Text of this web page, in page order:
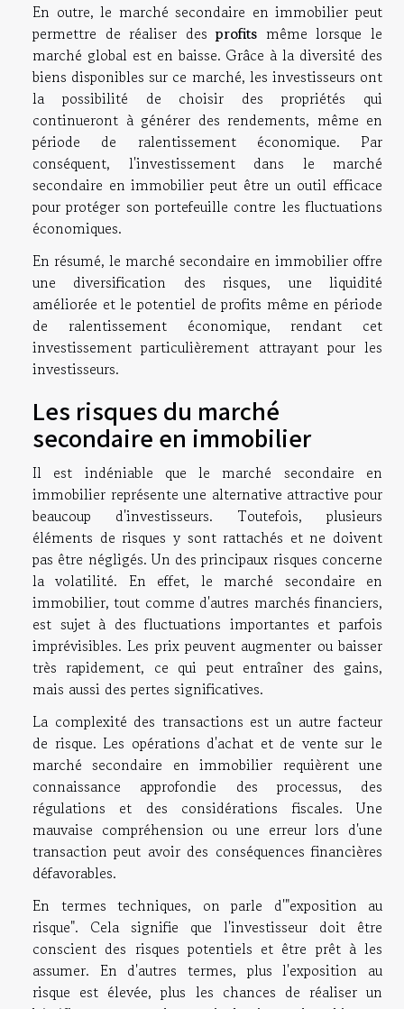
En outre, le marché secondaire en immobilier peut
permettre de réaliser desprofits même lorsque le
marché global est en baisse. Grâce à la diversité des
biens disponibles sur ce marché, les investisseurs ont
la possibilité de choisir des propriétés qui
continueront à générer des rendements, même en
période de ralentissement économique. Par
conséquent, l'investissement dans le marché
secondaire en immobilier peut être un outil efficace
pour protéger son portefeuille contre les fluctuations
économiques.
En résumé, le marché secondaire en immobilier offre
une diversification des risques, une liquidité
améliorée et le potentiel de profits même en période
de ralentissement économique, rendant cet
investissement particulièrement attrayant pour les
investisseurs.
Les risques du marché
secondaire en immobilier
Il est indéniable que le marché secondaire en
immobilier représente une alternative attractive pour
beaucoup d'investisseurs. Toutefois, plusieurs
éléments de risques y sont rattachés et ne doivent
pas être négligés. Un des principaux risques concerne
la volatilité. En effet, le marché secondaire en
immobilier, tout comme d'autres marchés financiers,
est sujet à des fluctuations importantes et parfois
imprévisibles. Les prix peuvent augmenter ou baisser
très rapidement, ce qui peut entraîner des gains,
mais aussi des pertes significatives.
La complexité des transactions est un autre facteur
de risque. Les opérations d'achat et de vente sur le
marché secondaire en immobilier requièrent une
connaissance approfondie des processus, des
régulations et des considérations fiscales. Une
mauvaise compréhension ou une erreur lors d'une
transaction peut avoir des conséquences financières
défavorables.
En termes techniques, on parle d'"exposition au
risque". Cela signifie que l'investisseur doit être
conscient des risques potentiels et être prêt à les
assumer. En d'autres termes, plus l'exposition au
risque est élevée, plus les chances de réaliser un